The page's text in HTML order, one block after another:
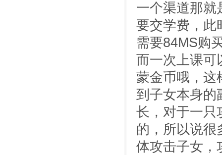
一个渠道那就
要交学费，此
需要84MS购
而一次上课可
蒙金币哦，这
到子女本身的
长，对于一只
的，所以说很
体攻击子女，